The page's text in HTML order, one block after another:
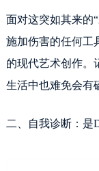
面对这突如其来的
施加伤害的任何
的现代艺术创作。
生活中也难免会有
二、自我诊断：是